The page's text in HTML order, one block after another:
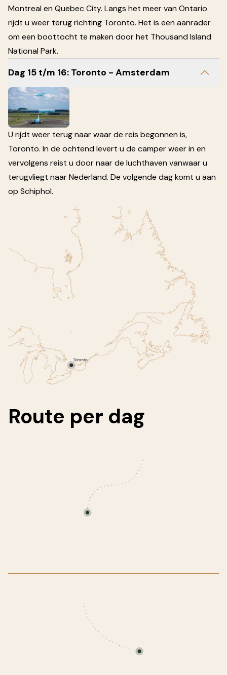
Montreal en Quebec City. Langs het meer van Ontario
rijdt u weer terug richting Toronto. Het is een aanrader
om een boottocht te maken door het Thousand Island
National Park.
Dag 15 t/m 16: Toronto - Amsterdam
U rijdt weer terug naar waar de reis begonnen is,
Toronto. In de ochtend levert u de camper weer in en
vervolgens reist u door naar de luchthaven vanwaar u
terugvliegt naar Nederland. De volgende dag komt u aan
op Schiphol.
Route per dag